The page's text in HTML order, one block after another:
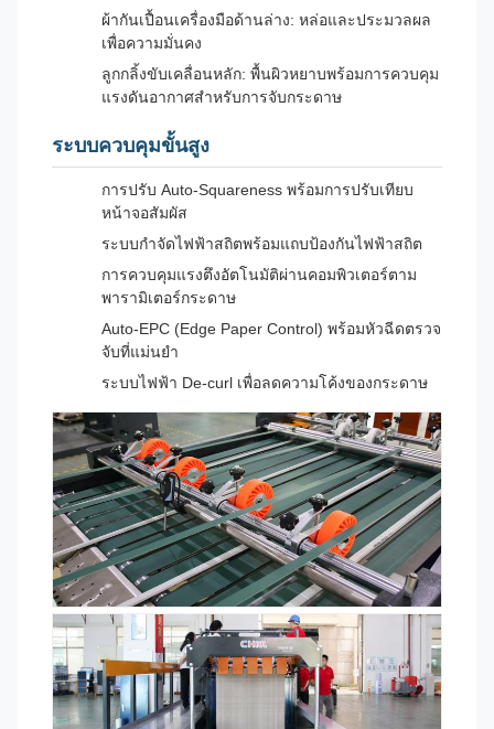
ผ้ากันเปื้อนเครื่องมือด้านล่าง: หล่อและประมวลผล
เพื่อความมั่นคง
ลูกกลิ้งขับเคลื่อนหลัก: พื้นผิวหยาบพร้อมการควบคุม
แรงดันอากาศสำหรับการจับกระดาษ
ระบบควบคุมขั้นสูง
การปรับ Auto-Squareness พร้อมการปรับเทียบ
หน้าจอสัมผัส
ระบบกำจัดไฟฟ้าสถิตพร้อมแถบป้องกันไฟฟ้าสถิต
การควบคุมแรงตึงอัตโนมัติผ่านคอมพิวเตอร์ตาม
พารามิเตอร์กระดาษ
Auto-EPC (Edge Paper Control) พร้อมหัวฉีดตรวจ
จับที่แม่นยำ
ระบบไฟฟ้า De-curl เพื่อลดความโค้งของกระดาษ